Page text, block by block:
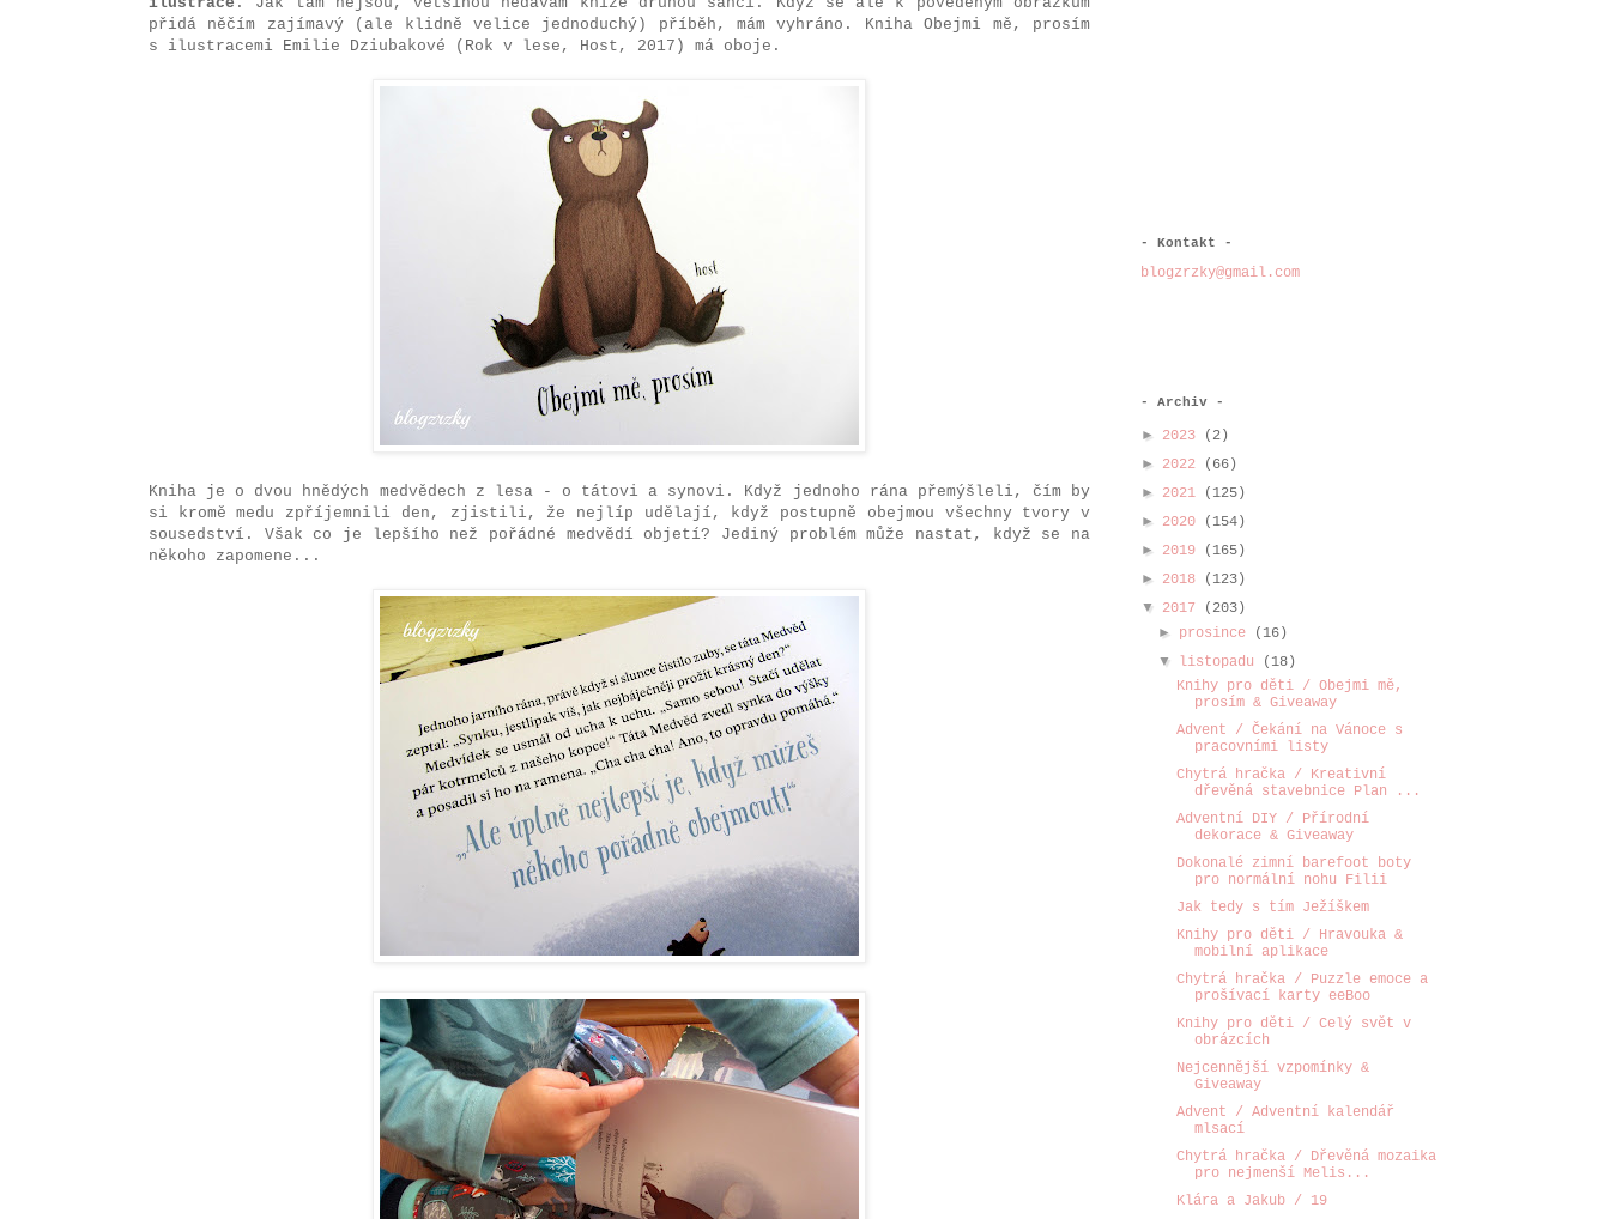
přidá něčím zajímavý (ale klidně velice jednoduchý) příběh, mám vyhráno. Kniha Obejmi mě, prosím
s ilustracemi Emilie Dziubakové (Rok v lese, Host, 2017) má oboje.
Kniha je o dvou hnědých medvědech z lesa - o tátovi a synovi. Když jednoho rána přemýšleli, čím by
si kromě medu zpříjemnili den, zjistili, že nejlíp udělají, když postupně obejmou všechny tvory v
sousedství. Však co je lepšího než pořádné medvědí objetí? Jediný problém může nastat, když se na
někoho zapomene...
- Kontakt -
blogzrzky@gmail.com
- Archiv -
► 2023
(2)
► 2022
(66)
► 2021
(125)
► 2020
(154)
► 2019
(165)
► 2018
(123)
▼ 2017
(203)
► prosince
(16)
▼
listopadu
(18)
Knihy pro děti / Obejmi mě,
prosím & Giveaway
Advent / Čekání na Vánoce s
pracovními listy
Chytrá hračka / Kreativní
dřevěná stavebnice Plan ...
Adventní DIY / Přírodní
dekorace & Giveaway
Dokonalé zimní barefoot boty
pro normální nohu Filii
Jak tedy s tím Ježíškem
Knihy pro děti / Hravouka &
mobilní aplikace
Chytrá hračka / Puzzle emoce a
prošívací karty eeBoo
Knihy pro děti / Celý svět v
obrázcích
Nejcennější vzpomínky &
Giveaway
Advent / Adventní kalendář
mlsací
Chytrá hračka / Dřevěná mozaika
pro nejmenší Melis...
Klára a Jakub / 19